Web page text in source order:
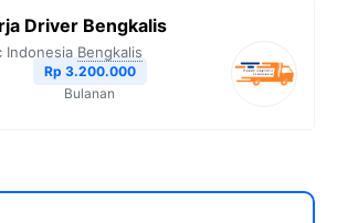
Driver Bengkalis
Indonesia Bengkalis
Rp 3.200.000
Bulanan